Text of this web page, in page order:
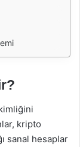
kripto
sanal hesaplar